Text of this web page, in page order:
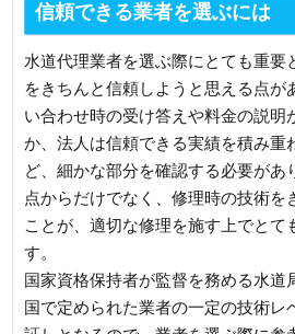
信頼できる業者を選ぶには
水道代理業者を選ぶ際にとても重要
をきちんと信頼しようと思える点が
い合わせ時の受け答えや料金の説明
か、法人は信頼できる実績を積み重
ど、細かな部分を確認する必要があ
点からだけでなく、修理時の技術を
ことが、適切な修理を施す上でとて
す。
国家資格保持者が監督を務める水道
国で定められた業者の一定の技術レ